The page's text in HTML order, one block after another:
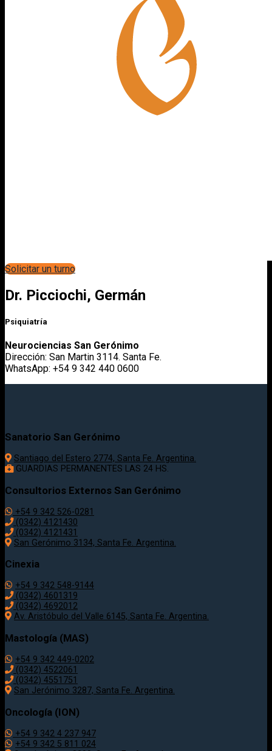
Solicitar un turno
Dr. Picciochi, Germán
Psiquiatría
Neurociencias San Gerónimo
Dirección: San Martin 3114. Santa Fe.
WhatsApp: +54 9 342 440 0600
Sanatorio San Gerónimo
Santiago del Estero 2774, Santa Fe. Argentina.
GUARDIAS PERMANENTES LAS 24 HS.
Consultorios Externos San Gerónimo
+54 9 342 526-0281
(0342) 4121430
(0342) 4121431
San Gerónimo 3134, Santa Fe. Argentina.
Cinexia
+54 9 342 548-9144
(0342) 4601319
(0342) 4692012
Av. Aristóbulo del Valle 6145, Santa Fe. Argentina.
Mastología (MAS)
+54 9 342 449-0202
(0342) 4522061
(0342) 4551751
San Jerónimo 3287, Santa Fe. Argentina.
Oncología (ION)
+54 9 342 4 237 947
+54 9 342 5 811 024